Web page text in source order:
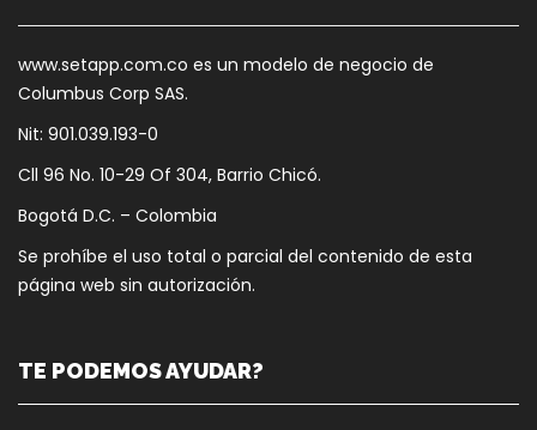
www.setapp.com.co es un modelo de negocio de
Columbus Corp SAS.
Nit: 901.039.193-0
Cll 96 No. 10-29 Of 304, Barrio Chicó.
Bogotá D.C. – Colombia
Se prohíbe el uso total o parcial del contenido de esta
página web sin autorización.
TE PODEMOS AYUDAR?